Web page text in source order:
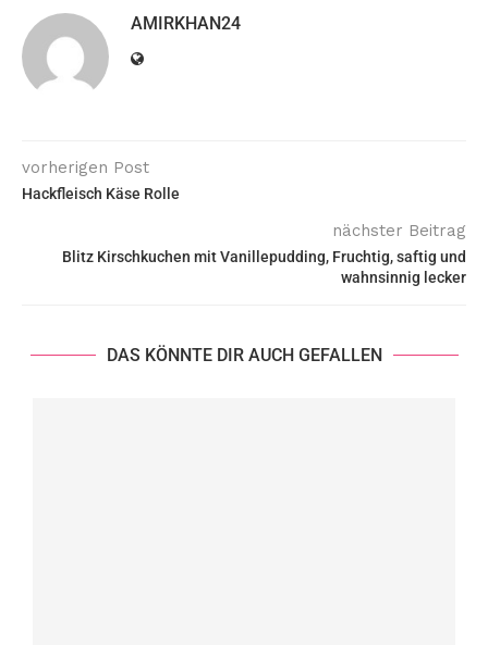
AMIRKHAN24
vorherigen Post
Hackfleisch Käse Rolle
nächster Beitrag
Blitz Kirschkuchen mit Vanillepudding, Fruchtig, saftig und
wahnsinnig lecker
DAS KÖNNTE DIR AUCH GEFALLEN